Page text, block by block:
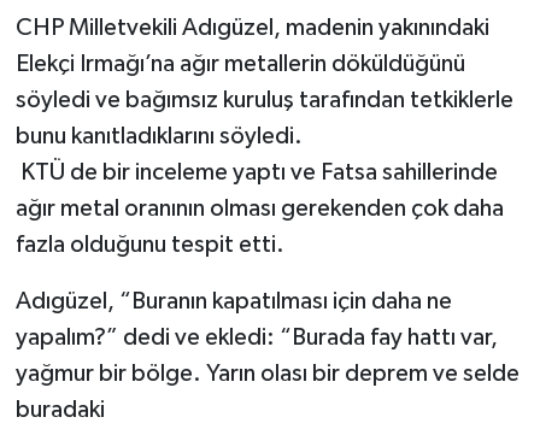
CHP Milletvekili Adıgüzel, madenin yakınındaki
Elekçi Irmağı’na ağır metallerin döküldüğünü
söyledi ve bağımsız kuruluş tarafından tetkiklerle
bunu kanıtladıklarını söyledi.
KTÜ de bir inceleme yaptı ve Fatsa sahillerinde
ağır metal oranının olması gerekenden çok daha
fazla olduğunu tespit etti.
Adıgüzel, “Buranın kapatılması için daha ne
yapalım?” dedi ve ekledi: “Burada fay hattı var,
yağmur bir bölge. Yarın olası bir deprem ve selde
buradaki